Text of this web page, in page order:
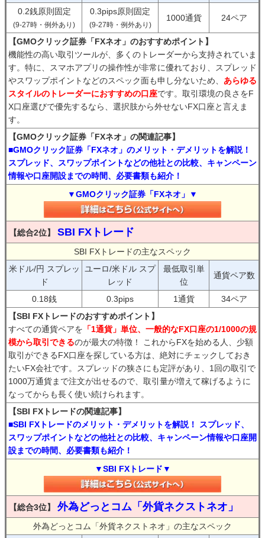
0.2銭原則固定
(9-27時・例外あり)
0.3pips原則固定
(9-27時・例外あり)
1000通貨 24ペア
【GMOクリック証券「FXネオ」のおすすめポイント】
機能性の高い取引ツールが、多くのトレーダーから支持されていま
す。特に、スマホアプリの操作性が非常に優れており、スプレッド
やスワップポイントなどのスペック面も申し分ないため、 あらゆる
スタイルのトレーダーにおすすめの口座です。取引環境の良さをF
X口座選びで優先するなら、選択肢から外せないFX口座と言えま
す。
【GMOクリック証券「FXネオ」の関連記事】
■GMOクリック証券「FXネオ」のメリット・デメリットを解説！
スプレッド、スワップポイントなどの他社との比較、キャンペーン
情報や口座開設までの時間、必要書類も紹介！
▼GMOクリック証券「FXネオ」▼
【総合2位】 SBI FXトレード
SBI FXトレードの主なスペック
米ドル/円 スプレッ
ド
ユーロ/米ドル スプ
レッド
最低取引単
位
通貨ペア数
0.18銭 0.3pips 1通貨
34ペア
【SBI FXトレードのおすすめポイント】
すべての通貨ペアを 「1通貨」単位、一般的なFX口座の1/1000の規
模から取引できるのが最大の特徴！ これからFXを始める人、少額
取引ができるFX口座を探している方は、絶対にチェックしておき
たいFX会社です。スプレッドの狭さにも定評があり、1回の取引で
1000万通貨まで注文が出せるので、取引量が増えて稼げるように
なってからも長く使い続けられます。
【SBI FXトレードの関連記事】
■SBI FXトレードのメリット・デメリットを解説！ スプレッド、
スワップポイントなどの他社との比較、キャンペーン情報や口座開
設までの時間、必要書類も紹介！
▼SBI FXトレード▼
【総合3位】 外為どっとコム「外貨ネクストネオ」
外為どっとコム「外貨ネクストネオ」の主なスペック